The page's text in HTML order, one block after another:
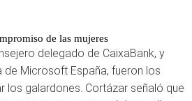
de las mujeres
delegado de CaixaBank, y
de Microsoft España, fueron los
los galardones. Cortázar señaló que